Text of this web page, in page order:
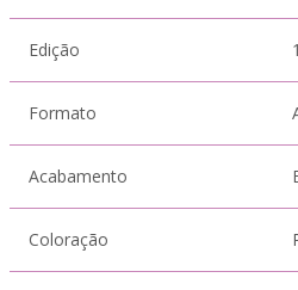
Edição
Formato
Acabamento
Coloração